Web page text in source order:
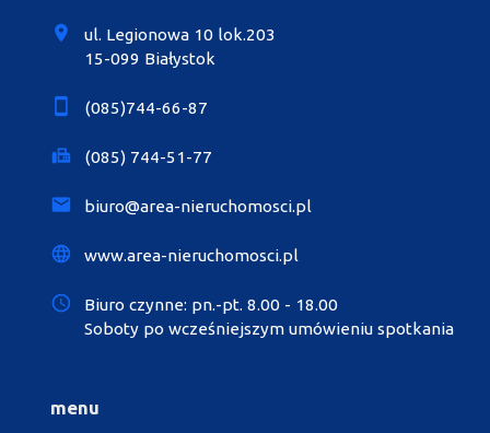
ul. Legionowa 10 lok.203
15-099 Białystok
(085)744-66-87
(085) 744-51-77
biuro@area-nieruchomosci.pl
www.area-nieruchomosci.pl
Biuro czynne: pn.-pt. 8.00 - 18.00
Soboty po wcześniejszym umówieniu spotkania
menu